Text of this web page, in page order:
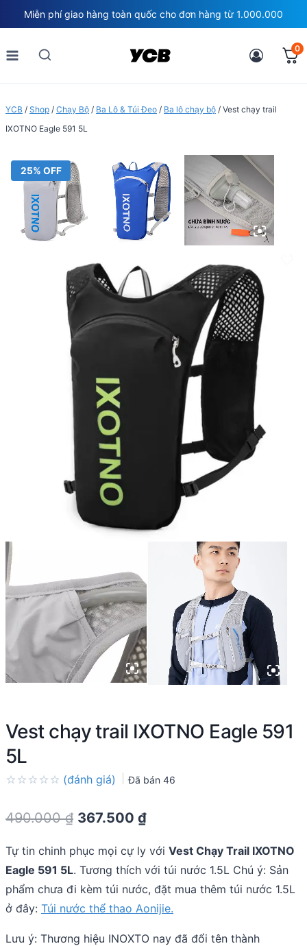
to
content
Miễn phí giao hàng toàn quốc cho đơn hàng từ 1.000.000
0
YCB / Shop / Chạy Bộ / Ba Lô & Túi Đeo / Ba lô chạy bộ / Vest chạy trail
IXOTNO Eagle 591 5L
25% OFF
Vest chạy trail IXOTNO Eagle 591
5L
out
(đánh giá) Đã bán 46
490.000₫ Original
was:
490.000 ₫.
367.500 ₫Current
is:
367.500 ₫.
Tự tin chinh phục mọi cự ly với Vest Chạy Trail IXOTNO
Eagle 591 5L. Tương thích với túi nước 1.5L Chú ý: Sản
phẩm chưa đi kèm túi nước, đặt mua thêm túi nước 1.5L
ở đây: Túi nước thể thao Aonijie.
Lưu ý: Thương hiệu INOXTO nay đã đổi tên thành